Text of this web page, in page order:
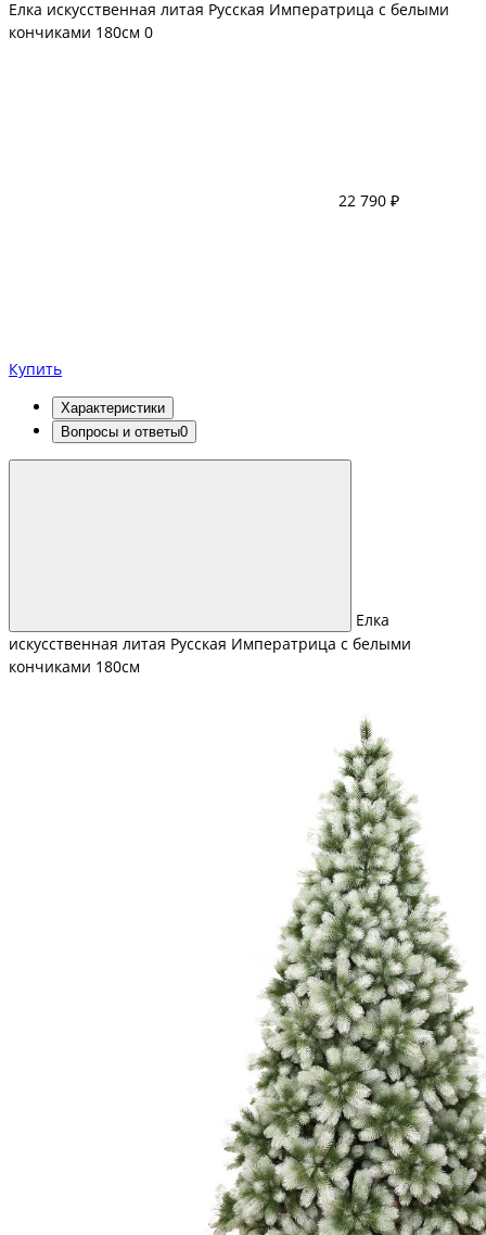
Елка искусственная литая Русская Императрица с белыми
кончиками 180см 0
22 790 ₽
Купить
Характеристики
Вопросы и ответы0
Елка
искусственная литая Русская Императрица с белыми
кончиками 180см